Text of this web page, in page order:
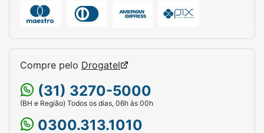
Compre pelo Drogatel
(31) 3270-5000
(BH e Região) Todos os dias, 06h às 00h
0300.313.1010